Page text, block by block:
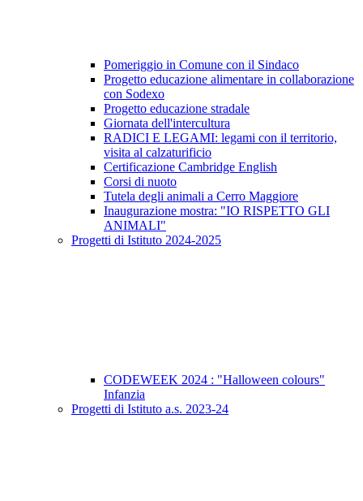
Pomeriggio in Comune con il Sindaco
Progetto educazione alimentare in collaborazione
con Sodexo
Progetto educazione stradale
Giornata dell'intercultura
RADICI E LEGAMI: legami con il territorio,
visita al calzaturificio
Certificazione Cambridge English
Corsi di nuoto
Tutela degli animali a Cerro Maggiore
Inaugurazione mostra: "IO RISPETTO GLI
ANIMALI"
Progetti di Istituto 2024-2025
CODEWEEK 2024 : "Halloween colours"
Infanzia
Progetti di Istituto a.s. 2023-24